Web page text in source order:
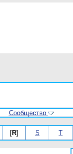
Сообщество
[R] S T